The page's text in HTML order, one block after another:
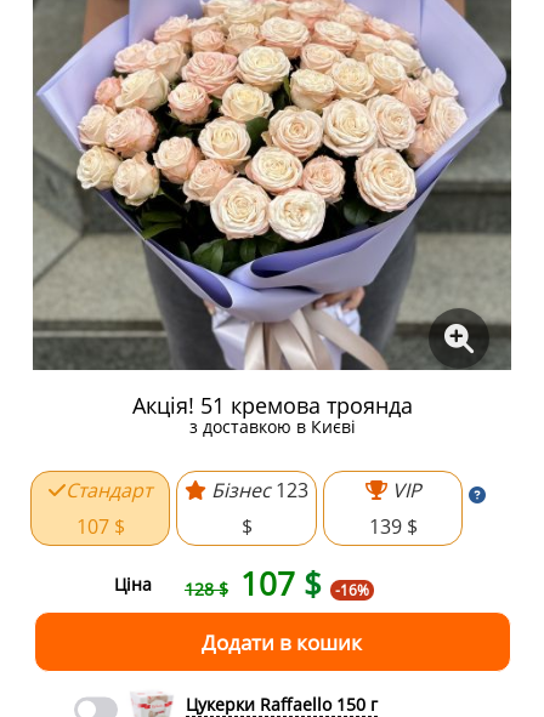
Акція! 51 кремова троянда
з доставкою в Києві
Стандарт
107 $
Бізнес 123
$
VIP
139 $
Ціна 128 $ 107 $ -16%
Цукерки Raffaello 150 г